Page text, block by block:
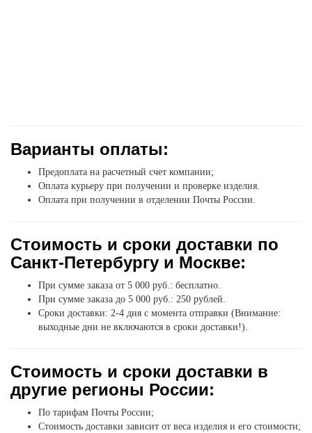
Варианты оплаты:
Предоплата на расчетный счет компании;
Оплата курьеру при получении и проверке изделия.
Оплата при получении в отделении Почты России.
Стоимость и сроки доставки по
Санкт-Петербургу и Москве:
При сумме заказа от 5 000 руб.: бесплатно.
При сумме заказа до 5 000 руб.: 250 рублей.
Сроки доставки: 2-4 дня с момента отправки (Внимание:
выходные дни не включаются в сроки доставки!).
Стоимость и сроки доставки в
другие регионы России:
По тарифам Почты России;
Стоимость доставки зависит от веса изделия и его стоимости;